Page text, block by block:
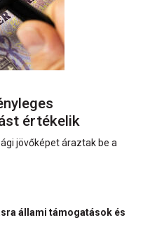
értékelik
jövőképet áraztak be a
állami támogatások és